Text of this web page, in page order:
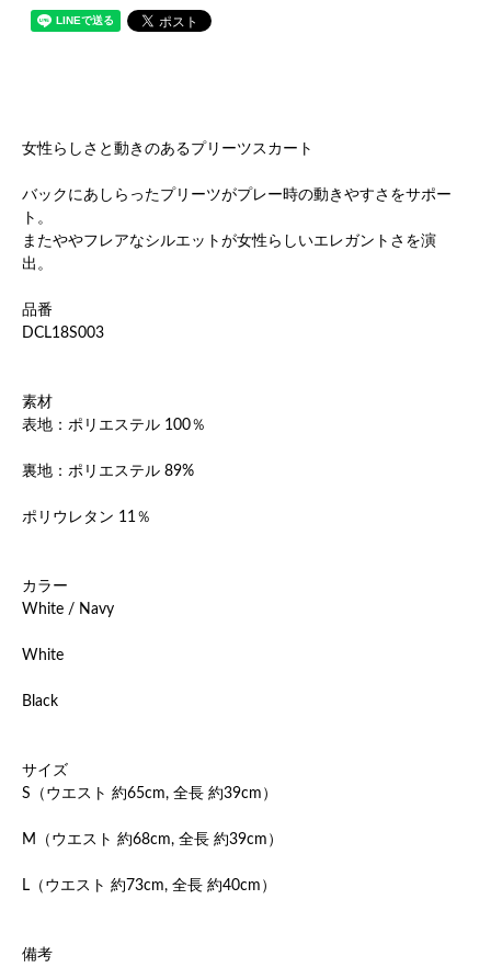
女性らしさと動きのあるプリーツスカート
バックにあしらったプリーツがプレー時の動きやすさをサポー
ト。
またややフレアなシルエットが女性らしいエレガントさを演
出。
品番
DCL18S003
素材
表地：ポリエステル 100％
裏地：ポリエステル 89%
ポリウレタン 11％
カラー
White / Navy
White
Black
サイズ
S（ウエスト 約65cm, 全長 約39cm）
M（ウエスト 約68cm, 全長 約39cm）
L（ウエスト 約73cm, 全長 約40cm）
備考